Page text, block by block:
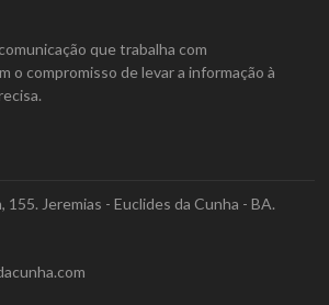
que trabalha com
o compromisso de levar a informação à
155. Jeremias - Euclides da Cunha - BA.